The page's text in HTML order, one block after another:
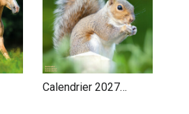
Calendrier 2027